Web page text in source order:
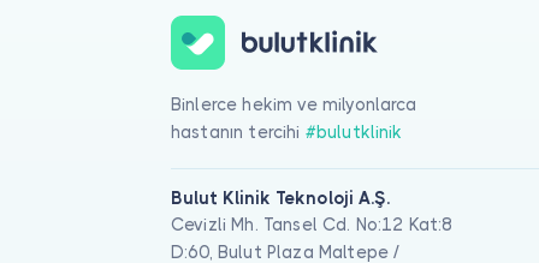
Binlerce hekim ve milyonlarca
hastanın tercihi #bulutklinik
Bulut Klinik Teknoloji A.Ş.
Cevizli Mh. Tansel Cd. No:12 Kat:8
D:60, Bulut Plaza Maltepe /